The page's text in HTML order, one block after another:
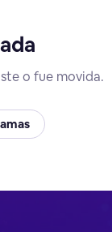
o fue movida.